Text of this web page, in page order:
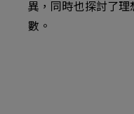
異，同時也探討了
數。